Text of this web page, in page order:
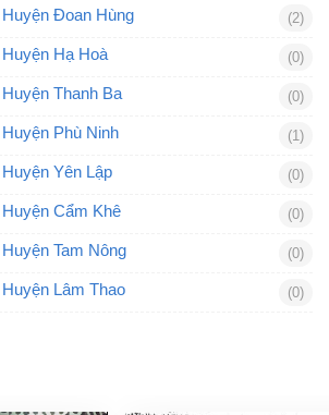
Đoan Hùng (2)
Hạ Hoà (0)
Thanh Ba (0)
Phù Ninh (1)
Yên Lập (0)
Cẩm Khê (0)
Tam Nông (0)
Lâm Thao (0)